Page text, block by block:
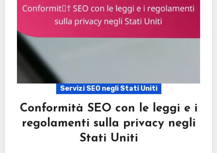
Servizi SEO negli Stati Uniti
Conformità SEO con le leggi e i
regolamenti sulla privacy negli
Stati Uniti